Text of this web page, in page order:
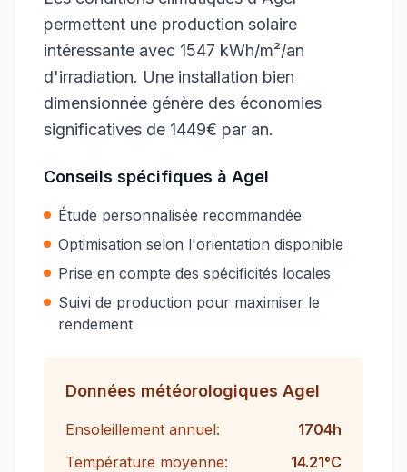
permettent une production solaire
intéressante avec 1547 kWh/m²/an
d'irradiation. Une installation bien
dimensionnée génère des économies
significatives de 1449€ par an.
Conseils spécifiques à Agel
Étude personnalisée recommandée
Optimisation selon l'orientation disponible
Prise en compte des spécificités locales
Suivi de production pour maximiser le
rendement
Données météorologiques Agel
Ensoleillement annuel: 1704h
Température moyenne:
14.21°C